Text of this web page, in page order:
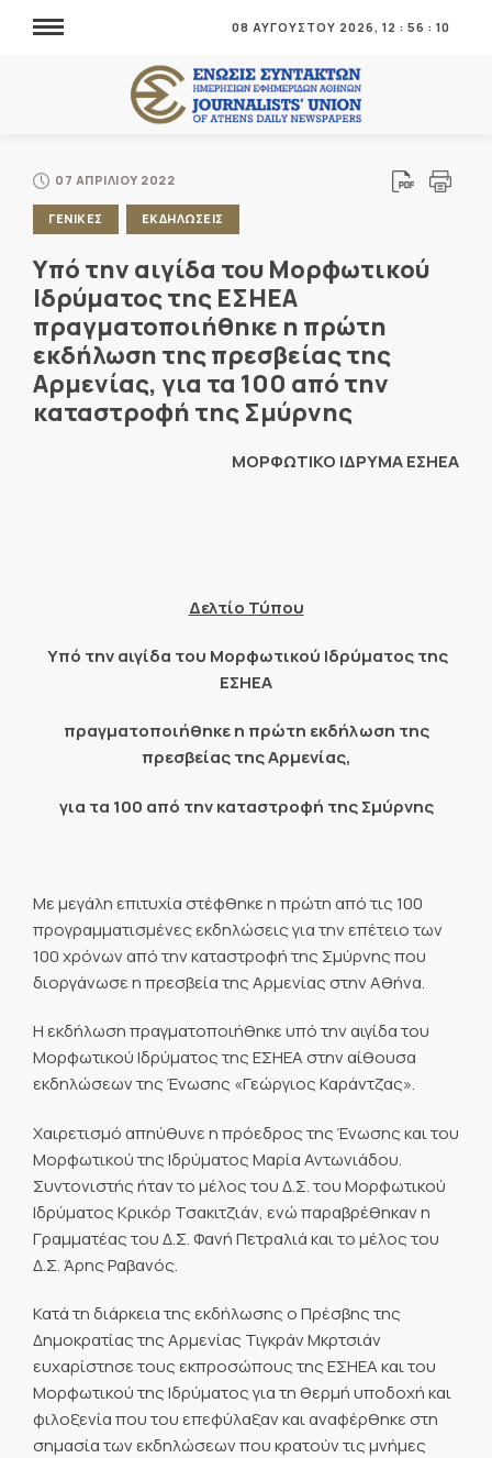
08 ΑΥΓΟΥΣΤΟΥ 2026, 12 : 56 : 10
07 ΑΠΡΙΛΙΟΥ 2022
ΓΕΝΙΚΕΣ ΕΚΔΗΛΩΣΕΙΣ
Υπό την αιγίδα του Μορφωτικού
Ιδρύματος της ΕΣΗΕΑ
πραγματοποιήθηκε η πρώτη
εκδήλωση της πρεσβείας της
Αρμενίας, για τα 100 από την
καταστροφή της Σμύρνης
ΜΟΡΦΩΤΙΚΟ ΙΔΡΥΜΑ ΕΣΗΕΑ
Δελτίο Τύπου
Υπό την αιγίδα του Μορφωτικού Ιδρύματος της
ΕΣΗΕΑ
πραγματοποιήθηκε η πρώτη εκδήλωση της
πρεσβείας της Αρμενίας,
για τα 100 από την καταστροφή της Σμύρνης
Με μεγάλη επιτυχία στέφθηκε η πρώτη από τις 100
προγραμματισμένες εκδηλώσεις για την επέτειο των
100 χρόνων από την καταστροφή της Σμύρνης που
διοργάνωσε η πρεσβεία της Αρμενίας στην Αθήνα.
Η εκδήλωση πραγματοποιήθηκε υπό την αιγίδα του
Μορφωτικού Ιδρύματος της ΕΣΗΕΑ στην αίθουσα
εκδηλώσεων της Ένωσης «Γεώργιος Καράντζας».
Χαιρετισμό απηύθυνε η πρόεδρος της Ένωσης και του
Μορφωτικού της Ιδρύματος Μαρία Αντωνιάδου.
Συντονιστής ήταν το μέλος του Δ.Σ. του Μορφωτικού
Ιδρύματος Κρικόρ Τσακιτζιάν, ενώ παραβρέθηκαν η
Γραμματέας του Δ.Σ. Φανή Πετραλιά και το μέλος του
Δ.Σ. Άρης Ραβανός.
Κατά τη διάρκεια της εκδήλωσης ο Πρέσβης της
Δημοκρατίας της Αρμενίας Τιγκράν Μκρτσιάν
ευχαρίστησε τους εκπροσώπους της ΕΣΗΕΑ και του
Μορφωτικού της Ιδρύματος για τη θερμή υποδοχή και
φιλοξενία που του επεφύλαξαν και αναφέρθηκε στη
σημασία των εκδηλώσεων που κρατούν τις μνήμες